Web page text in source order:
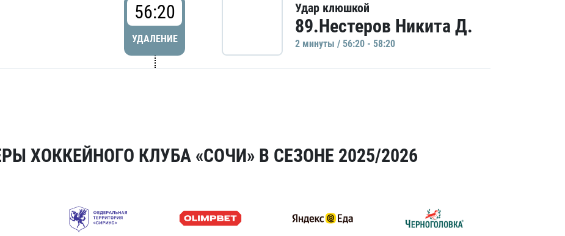
56:20
УДАЛЕНИЕ
Удар клюшкой
89.Нестеров Никита Д.
2 минуты / 56:20 - 58:20
ХОККЕЙНОГО КЛУБА «СОЧИ» В СЕЗОНЕ 2025/2026